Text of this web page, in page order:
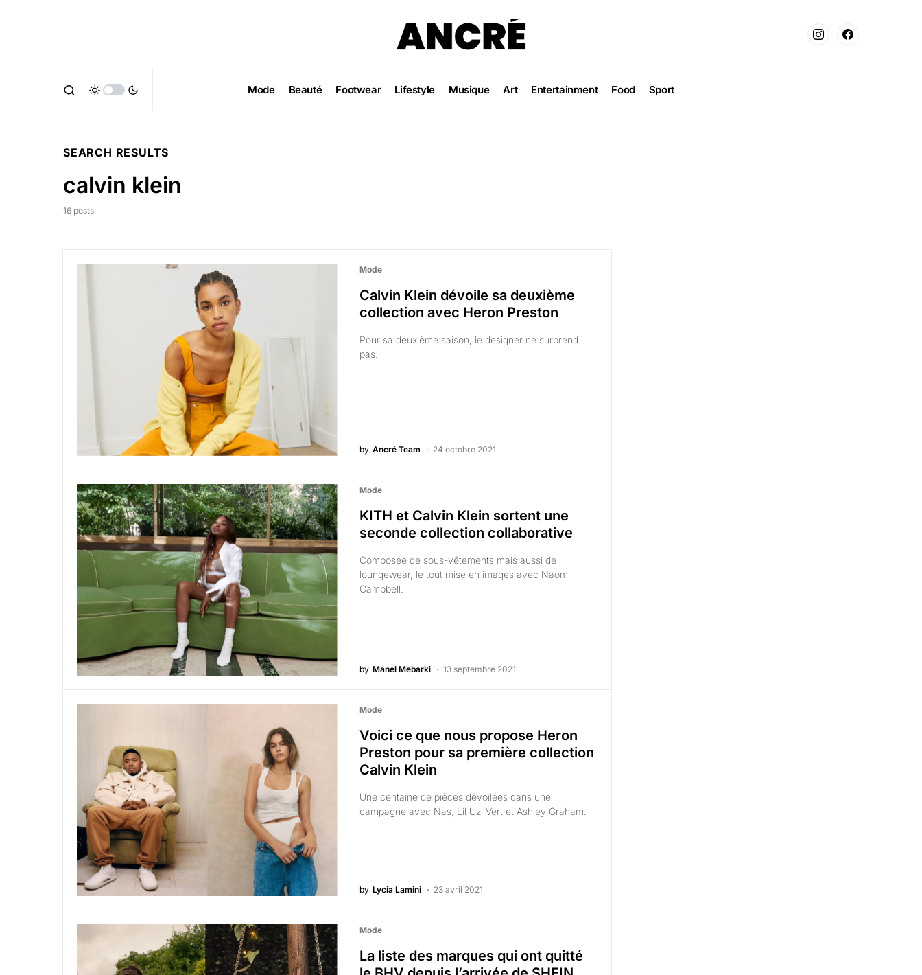
Mode Beauté Footwear Lifestyle Musique Art Entertainment Food Sport
SEARCH RESULTS
calvin klein
16 posts
Mode
Calvin Klein dévoile sa deuxième
collection avec Heron Preston
Pour sa deuxième saison, le designer ne surprend
pas.
by Ancré Team 24 octobre 2021
Mode
KITH et Calvin Klein sortent une
seconde collection collaborative
Composée de sous-vêtements mais aussi de
loungewear, le tout mise en images avec Naomi
Campbell.
by Manel Mebarki 13 septembre 2021
Mode
Voici ce que nous propose Heron
Preston pour sa première collection
Calvin Klein
Une centaine de pièces dévoilées dans une
campagne avec Nas, Lil Uzi Vert et Ashley Graham.
by Lycia Lamini 23 avril 2021
Mode
La liste des marques qui ont quitté